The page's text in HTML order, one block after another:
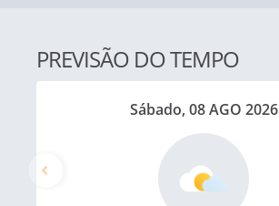
PREVISÃO DO TEMPO
Sábado, 08 AGO 2026